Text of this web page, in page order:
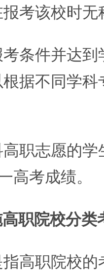
考该校时无
件并达到
据不同学
志愿的学
高考成绩。
职院校分类
职院校的